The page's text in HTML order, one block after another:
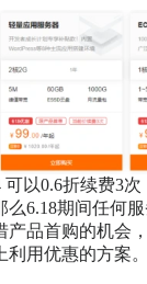
可以0.6折续费3次
么6.18期间任何
产品首购的机会
用优惠的方案。